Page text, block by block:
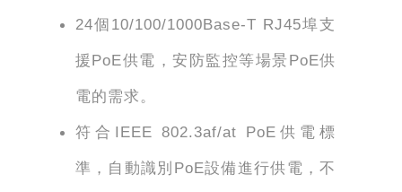
24個10/100/1000Base-T RJ45埠支
援PoE供電，安防監控等場景PoE供
電的需求。
符合IEEE 802.3af/at PoE供電標
準，自動識別PoE設備進行供電，不